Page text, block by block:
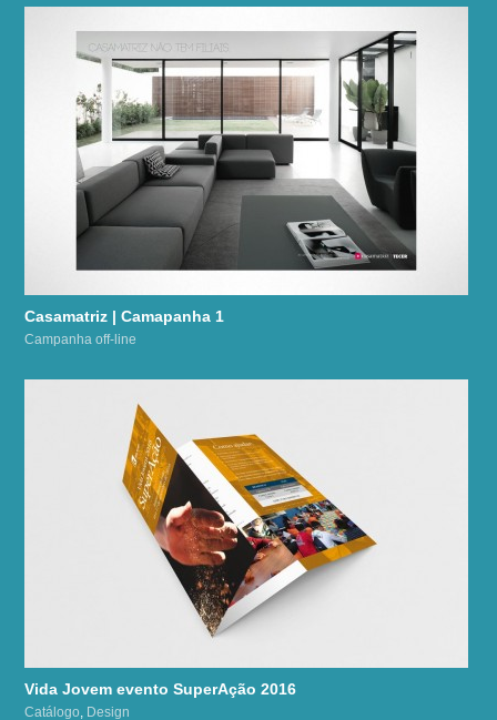
Casamatriz | Camapanha 1
Campanha off-line
Vida Jovem evento SuperAção 2016
Catálogo Design